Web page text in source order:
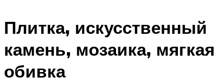
Плитка, искусственный
камень, мозаика, мягкая
обивка